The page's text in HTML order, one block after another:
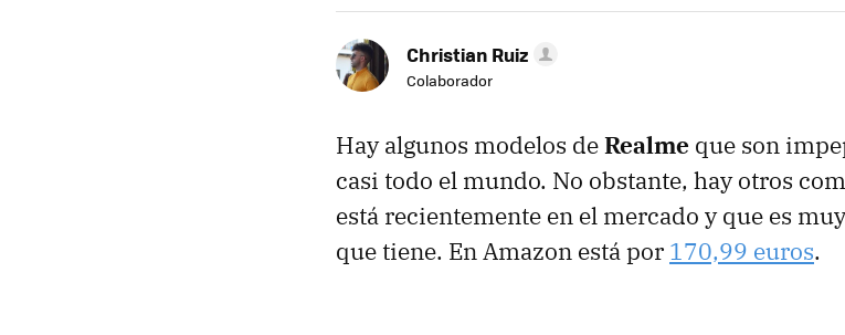
Christian Ruiz
Colaborador
Hay algunos modelos deRealme que son
casi todo el mundo. No obstante, hay otros
está recientemente en el mercado y que es
que tiene. En Amazon está por 170,99 euros.